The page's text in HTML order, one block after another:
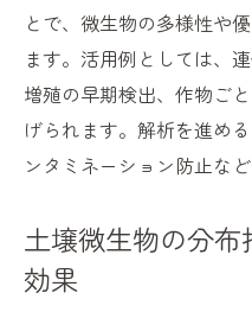
とで、微生物の多様性や
ます。活用例としては、
増殖の早期検出、作物ご
げられます。解析を進め
ンタミネーション防止な
土壌微生物の分
効果